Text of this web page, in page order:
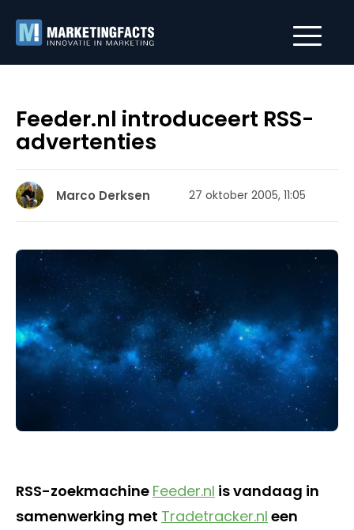
Feeder.nl introduceert RSS-
advertenties
Marco Derksen 27 oktober 2005, 11:05
RSS-zoekmachine Feeder.nl is vandaag in
samenwerking met Tradetracker.nl een